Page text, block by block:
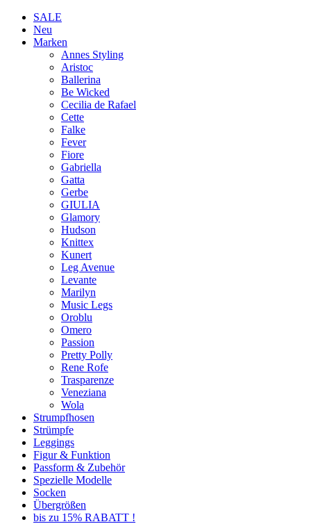
SALE
Neu
Marken
Annes Styling
Aristoc
Ballerina
Be Wicked
Cecilia de Rafael
Cette
Falke
Fever
Fiore
Gabriella
Gatta
Gerbe
GIULIA
Glamory
Hudson
Knittex
Kunert
Leg Avenue
Levante
Marilyn
Music Legs
Oroblu
Omero
Passion
Pretty Polly
Rene Rofe
Trasparenze
Veneziana
Wola
Strumpfhosen
Strümpfe
Leggings
Figur & Funktion
Passform & Zubehör
Spezielle Modelle
Socken
Übergrößen
bis zu 15% RABATT !